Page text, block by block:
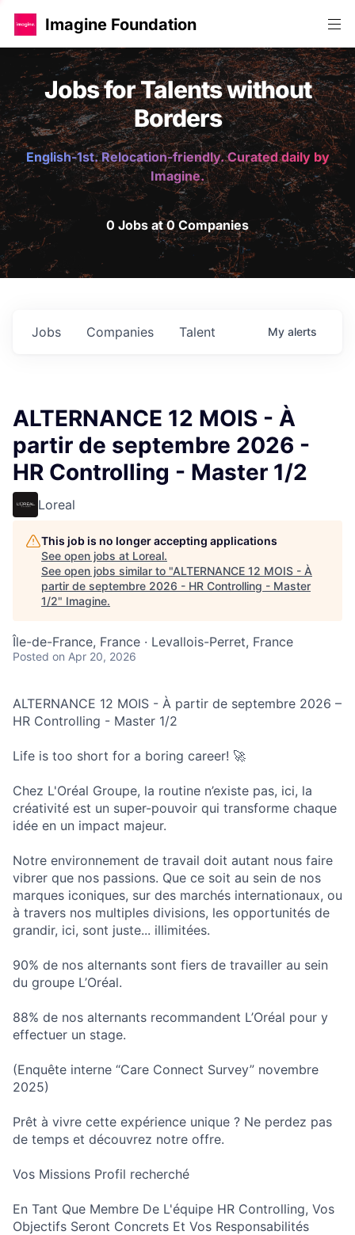
Imagine Foundation
Jobs for Talents without
Borders
English-1st. Relocation-friendly. Curated daily by
Imagine.
0 Jobs at 0 Companies
Jobs Companies Talent My alerts
ALTERNANCE 12 MOIS - À
partir de septembre 2026 -
HR Controlling - Master 1/2
Loreal
This job is no longer accepting applications
See open jobs at Loreal.
See open jobs similar to "ALTERNANCE 12 MOIS - À
partir de septembre 2026 - HR Controlling - Master
1/2" Imagine.
Île-de-France, France · Levallois-Perret, France
Posted on Apr 20, 2026
ALTERNANCE 12 MOIS - À partir de septembre 2026 –
HR Controlling - Master 1/2
Life is too short for a boring career! 🚀
Chez L'Oréal Groupe, la routine n’existe pas, ici, la
créativité est un super-pouvoir qui transforme chaque
idée en un impact majeur.
Notre environnement de travail doit autant nous faire
vibrer que nos passions. Que ce soit au sein de nos
marques iconiques, sur des marchés internationaux, ou
à travers nos multiples divisions, les opportunités de
grandir, ici, sont juste... illimitées.
90% de nos alternants sont fiers de travailler au sein
du groupe L’Oréal.
88% de nos alternants recommandent L’Oréal pour y
effectuer un stage.
(Enquête interne “Care Connect Survey” novembre
2025)
Prêt à vivre cette expérience unique ? Ne perdez pas
de temps et découvrez notre offre.
Vos Missions Profil recherché
En Tant Que Membre De L'équipe HR Controlling, Vos
Objectifs Seront Concrets Et Vos Responsabilités